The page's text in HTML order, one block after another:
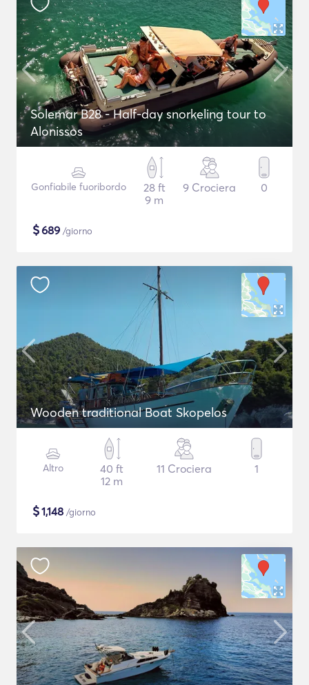
Solemar B28 - Half-day snorkeling tour to
Alonissos
Gonfiabile fuoribordo
28 ft
9 m
9 Crociera 0
$689 /giorno
Wooden traditional Boat Skopelos
Altro
40 ft
12 m
11 Crociera 1
$1,148 /giorno